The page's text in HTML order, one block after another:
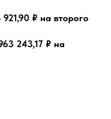
921,90 ₽ на второго
243,17 ₽ на